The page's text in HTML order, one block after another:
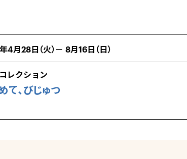
4月28日（火）－ 8月16日（日）
レクション
て、びじゅつ